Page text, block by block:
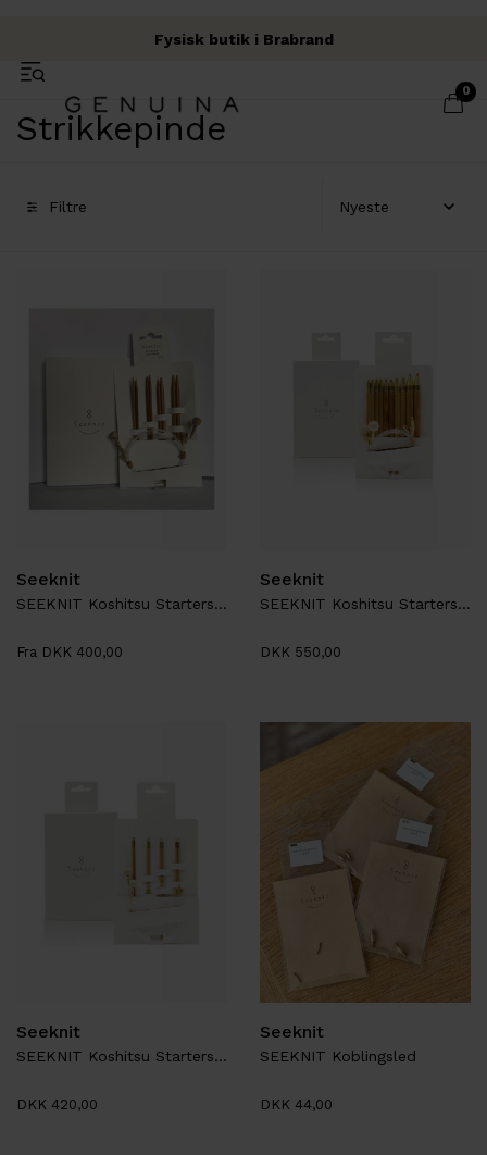
Fri fragt over 500 kr.
Fysisk butik i Brabrand
Garn & Håndværk
0
Strikkepinde
Filtre
Seeknit
SEEKNIT Koshitsu Startersæt M2, 4 sæt spidser
Fra DKK 400,00
Seeknit
SEEKNIT Koshitsu Startersæt M4
DKK 550,00
Seeknit
SEEKNIT Koshitsu Startersæt M1.8
DKK 420,00
Seeknit
SEEKNIT Koblingsled
DKK 44,00